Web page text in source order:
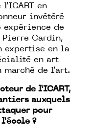
en
invétéré
expérience de
Pierre Cardin,
expertise en la
en art
de l’art.
de l’ICART,
auxquels
pour
?